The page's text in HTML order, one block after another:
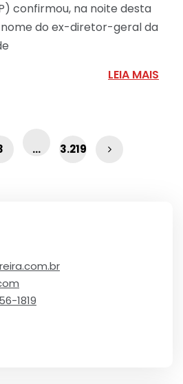
confirmou, na noite desta
do ex-diretor-geral da
LEIA MAIS
… 3.219
1819